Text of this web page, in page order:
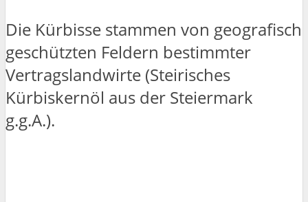
Die Kürbisse stammen von geografisch
geschützten Feldern bestimmter
Vertragslandwirte (Steirisches
Kürbiskernöl aus der Steiermark
g.g.A.).